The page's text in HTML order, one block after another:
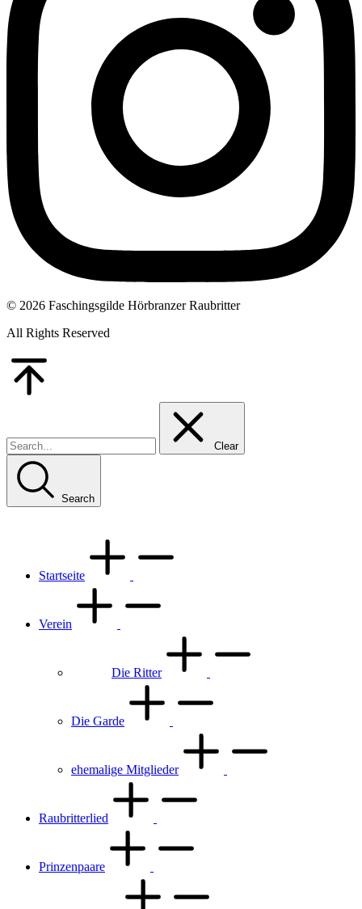
© 2026 Faschingsgilde Hörbranzer Raubritter
All Rights Reserved
Clear
Search
Startseite
Verein
Die Ritter
Die Garde
ehemalige Mitglieder
Raubritterlied
Prinzenpaare